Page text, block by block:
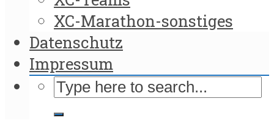
XC-Marathon-sonstiges
Datenschutz
Impressum